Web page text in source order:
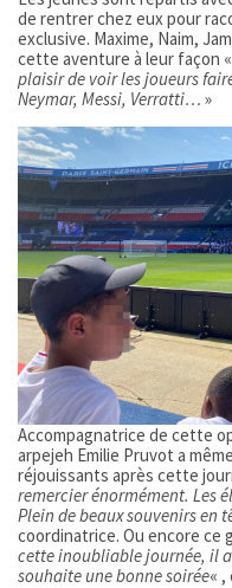
de rentrer chez eux pour
exclusive. Maxime, Naim,
cette aventure à leur façon «
plaisir de voir les joueurs
Neymar, Messi, Verratti… »
Accompagnatrice de cette
arpejeh Emilie Pruvot a
réjouissants après cette
remercier énormément. Les
Plein de beaux souvenirs en
coordinatrice. Ou encore ce
cette inoubliable journée, il
souhaite une bonne soirée« ,